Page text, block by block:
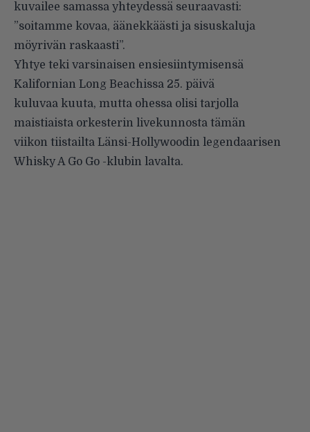
kuvailee samassa yhteydessä seuraavasti:
”soitamme kovaa, äänekkäästi ja sisuskaluja
möyrivän raskaasti”.
Yhtye teki varsinaisen ensiesiintymisensä
Kalifornian Long Beachissa 25. päivä
kuluvaa kuuta, mutta ohessa olisi tarjolla
maistiaista orkesterin livekunnosta tämän
viikon tiistailta Länsi-Hollywoodin legendaarisen
Whisky A Go Go -klubin lavalta.